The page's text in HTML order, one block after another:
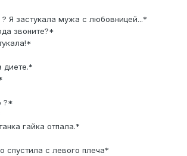
Я застукала мужа с любовницей...*
звоните?*
диете.*
?*
гайка отпала.*
спустила с левого плеча*